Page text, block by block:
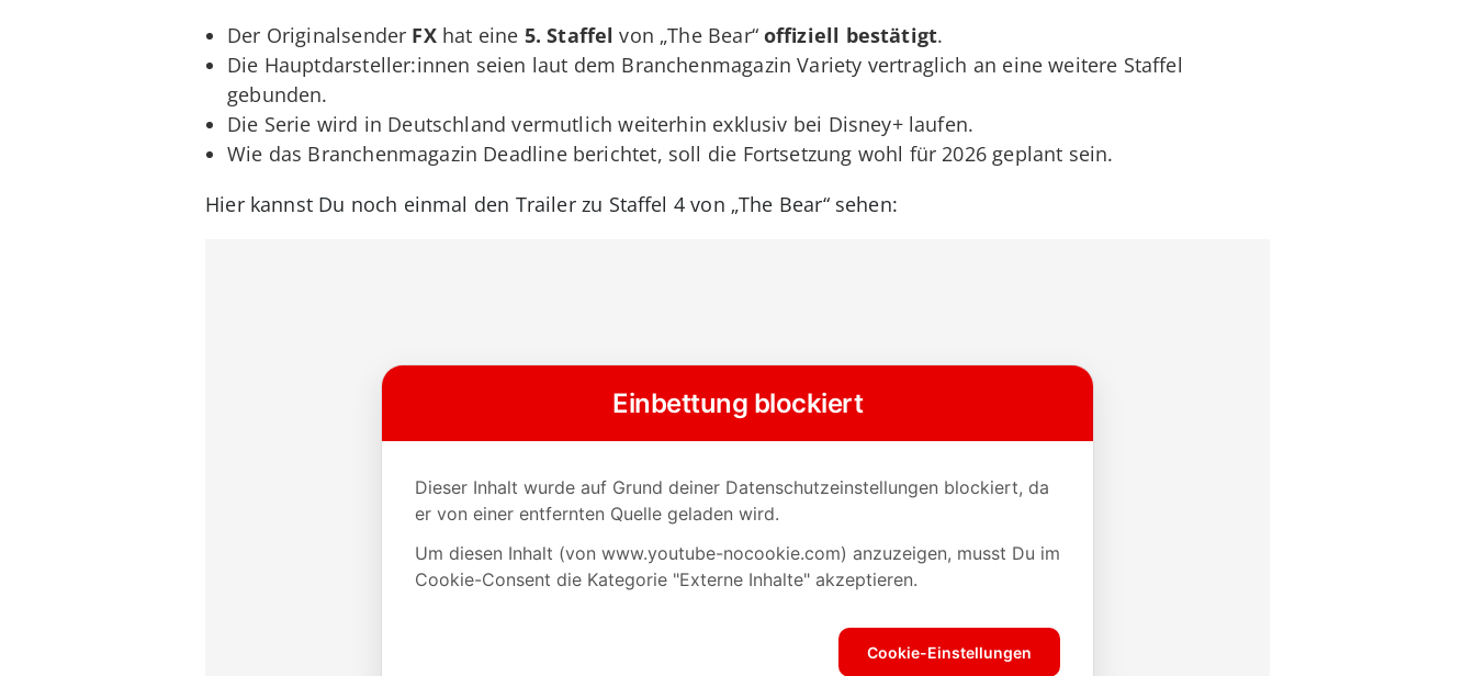
Der Originalsender FXhat eine 5. Staffel von „The Bear“offiziell bestätigt.
Die Hauptdarsteller:innen seien laut dem Branchenmagazin Variety vertraglich an eine weitere Staffel
gebunden.
Die Serie wird in Deutschland vermutlich weiterhin exklusiv bei Disney+ laufen.
Wie das Branchenmagazin Deadline berichtet, soll die Fortsetzung wohl für 2026 geplant sein.
Hier kannst Du noch einmal den Trailer zu Staffel 4 von „The Bear“ sehen: